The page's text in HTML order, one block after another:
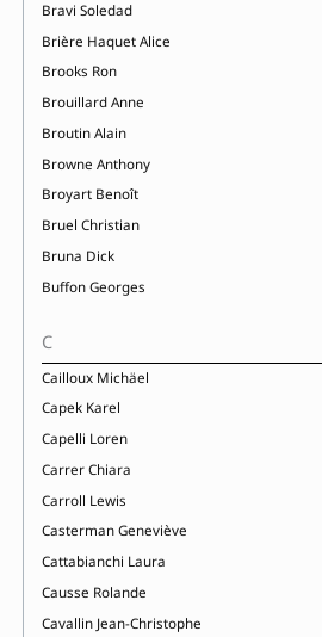
Bravi Soledad
Brière Haquet Alice
Brooks Ron
Brouillard Anne
Broutin Alain
Browne Anthony
Broyart Benoît
Bruel Christian
Bruna Dick
Buffon Georges
C
Cailloux Michäel
Capek Karel
Capelli Loren
Carrer Chiara
Carroll Lewis
Casterman Geneviève
Cattabianchi Laura
Causse Rolande
Cavallin Jean-Christophe